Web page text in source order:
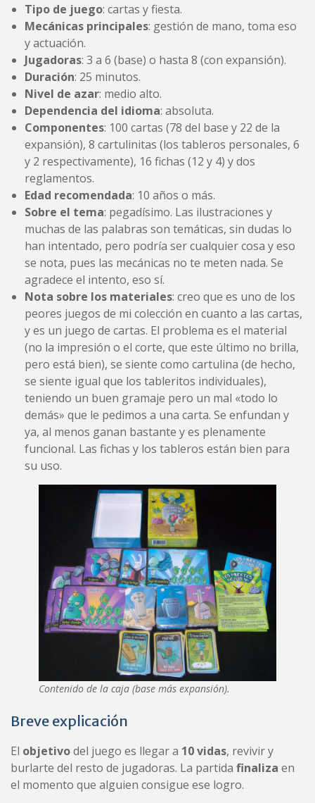
Tipo de juego: cartas y fiesta.
Mecánicas principales: gestión de mano, toma eso
y actuación.
Jugadoras: 3 a 6 (base) o hasta 8 (con expansión).
Duración: 25 minutos.
Nivel de azar: medio alto.
Dependencia del idioma: absoluta.
Componentes: 100 cartas (78 del base y 22 de la
expansión), 8 cartulinitas (los tableros personales, 6
y 2 respectivamente), 16 fichas (12 y 4) y dos
reglamentos.
Edad recomendada: 10 años o más.
Sobre el tema: pegadísimo. Las ilustraciones y
muchas de las palabras son temáticas, sin dudas lo
han intentado, pero podría ser cualquier cosa y eso
se nota, pues las mecánicas no te meten nada. Se
agradece el intento, eso sí.
Nota sobre los materiales: creo que es uno de los
peores juegos de mi colección en cuanto a las cartas,
y es un juego de cartas. El problema es el material
(no la impresión o el corte, que este último no brilla,
pero está bien), se siente como cartulina (de hecho,
se siente igual que los tableritos individuales),
teniendo un buen gramaje pero un mal «todo lo
demás» que le pedimos a una carta. Se enfundan y
ya, al menos ganan bastante y es plenamente
funcional. Las fichas y los tableros están bien para
su uso.
Contenido de la caja (base más expansión).
Breve explicación
El objetivodel juego es llegar a 10 vidas, revivir y
burlarte del resto de jugadoras. La partida finaliza en
el momento que alguien consigue ese logro.